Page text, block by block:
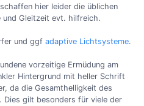
hier leider die üblichen
Gleitzeit evt. hilfreich.
und ggf adaptive Lichtsysteme.
vorzeitige Ermüdung am
Hintergrund mit heller Schrift
da die Gesamthelligkeit des
Dies gilt besonders für viele der